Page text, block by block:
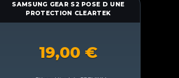
SAMSUNG GEAR S2 POSE D UNE
PROTECTION CLEARTEK
19,00 €